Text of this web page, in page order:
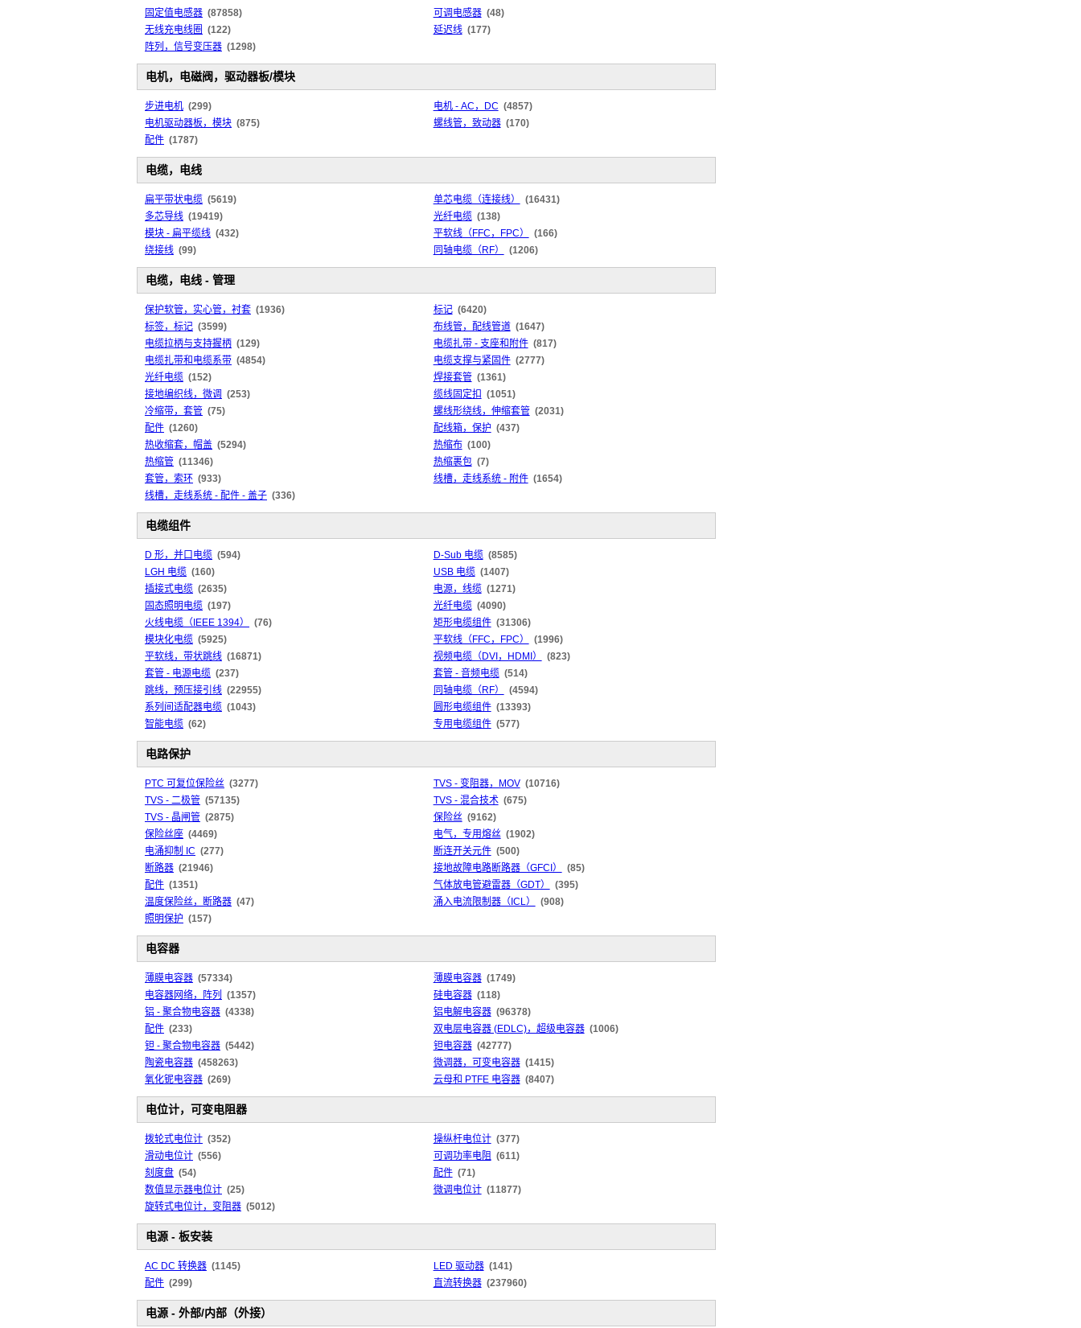
固定值电感器 (87858) 可调电感器 (48)
无线充电线圈 (122) 延迟线 (177)
阵列，信号变压器 (1298)
电机，电磁阀，驱动器板/模块
步进电机 (299) 电机 - AC，DC (4857)
电机驱动器板，模块 (875) 螺线管，致动器 (170)
配件 (1787)
电缆，电线
扁平带状电缆 (5619) 单芯电缆（连接线）
(16431)
多芯导线 (19419) 光纤电缆 (138)
模块 - 扁平缆线 (432) 平软线（FFC，FPC）
(166)
绕接线 (99) 同轴电缆（RF） (1206)
电缆，电线 - 管理
保护软管，实心管，衬套 (1936) 标记 (6420)
标签，标记 (3599) 布线管，配线管道 (1647)
电缆拉柄与支持握柄 (129) 电缆扎带 - 支座和附件 (817)
电缆扎带和电缆系带 (4854) 电缆支撑与紧固件 (2777)
光纤电缆 (152) 焊接套管 (1361)
接地编织线，微调 (253) 缆线固定扣 (1051)
冷缩带，套管 (75) 螺线形绕线，伸缩套管 (2031)
配件 (1260) 配线箱，保护 (437)
热收缩套，帽盖 (5294) 热缩布 (100)
热缩管 (11346) 热缩裹包 (7)
套管，索环 (933) 线槽，走线系统 - 附件 (1654)
线槽，走线系统 - 配件 - 盖子 (336)
电缆组件
D 形，并口电缆 (594) D-Sub 电缆 (8585)
LGH 电缆 (160) USB 电缆 (1407)
插接式电缆 (2635) 电源，线缆 (1271)
固态照明电缆 (197) 光纤电缆 (4090)
火线电缆（IEEE 1394）
(76) 矩形电缆组件 (31306)
模块化电缆 (5925) 平软线（FFC，FPC）
(1996)
平软线，带状跳线 (16871) 视频电缆（DVI，HDMI）
(823)
套管 - 电源电缆 (237) 套管 - 音频电缆 (514)
跳线，预压接引线 (22955) 同轴电缆（RF）
(4594)
系列间适配器电缆 (1043) 圆形电缆组件 (13393)
智能电缆 (62) 专用电缆组件 (577)
电路保护
PTC 可复位保险丝 (3277) TVS - 变阻器，MOV (10716)
TVS - 二极管 (57135) TVS - 混合技术 (675)
TVS - 晶闸管 (2875) 保险丝 (9162)
保险丝座 (4469) 电气，专用熔丝 (1902)
电涌抑制 IC (277) 断连开关元件 (500)
断路器 (21946) 接地故障电路断路器（GFCI）
(85)
配件 (1351) 气体放电管避雷器（GDT）
(395)
温度保险丝，断路器 (47) 涌入电流限制器（ICL）
(908)
照明保护 (157)
电容器
薄膜电容器 (57334) 薄膜电容器 (1749)
电容器网络，阵列
(1357) 硅电容器 (118)
铝 - 聚合物电容器 (4338) 铝电解电容器 (96378)
配件 (233) 双电层电容器 (EDLC)，超级电容器 (1006)
钽 - 聚合物电容器 (5442) 钽电容器 (42777)
陶瓷电容器 (458263) 微调器，可变电容器 (1415)
氧化铌电容器 (269) 云母和 PTFE 电容器 (8407)
电位计，可变电阻器
拨轮式电位计 (352) 操纵杆电位计 (377)
滑动电位计 (556) 可调功率电阻 (611)
刻度盘 (54) 配件 (71)
数值显示器电位计 (25) 微调电位计 (11877)
旋转式电位计，变阻器 (5012)
电源 - 板安装
AC DC 转换器 (1145) LED 驱动器 (141)
配件 (299) 直流转换器 (237960)
电源 - 外部/内部（外接）